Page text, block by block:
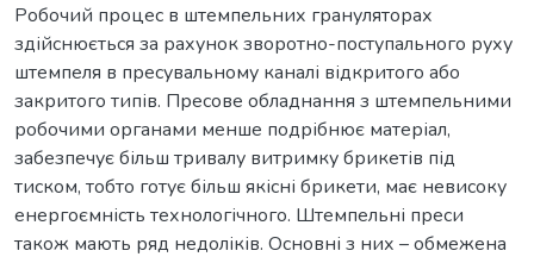
Робочий процес в штемпельних грануляторах
здійснюється за рахунок зворотно-поступального руху
штемпеля в пресувальному каналі відкритого або
закритого типів. Пресове обладнання з штемпельними
робочими органами менше подрібнює матеріал,
забезпечує більш тривалу витримку брикетів під
тиском, тобто готує більш якісні брикети, має невисоку
енергоємність технологічного. Штемпельні преси
також мають ряд недоліків. Основні з них – обмежена